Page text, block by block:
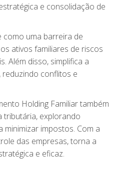
e consolidação de
como uma barreira de
ativos familiares de riscos
Além disso, simplifica a
conflitos e
Holding Familiar também
tributária, explorando
minimizar impostos. Com a
das empresas, torna a
e eficaz.